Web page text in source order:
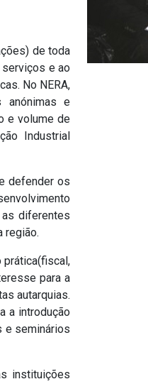
de toda
e ao
No NERA,
anónimas e
e volume de
Industrial
defender os
diferentes
região.
prática(fiscal,
para a
autarquias.
a introdução
e seminários
instituições